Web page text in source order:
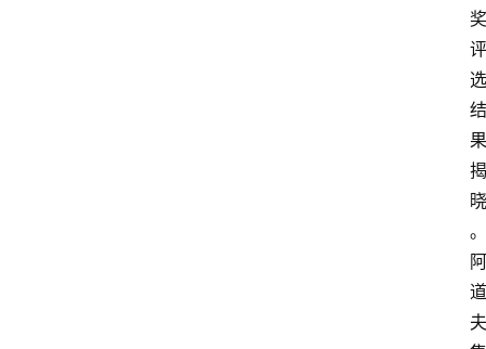
奖
评
选
结
果
揭
晓
。
阿
道
夫